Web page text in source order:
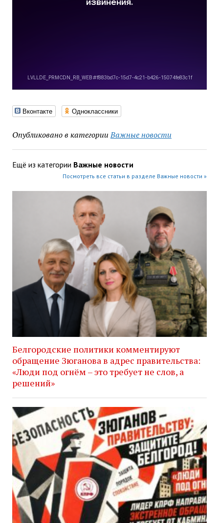
Вконтакте Одноклассники
Опубликовано в категории Важные новости
Ещё из категории Важные новости
Посмотреть все статьи в разделе Важные новости »
Белгородские политики комментируют
обращение Зюганова в адрес правительства:
«Люди под огнём – это требует не слов, а
решений»